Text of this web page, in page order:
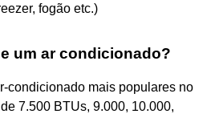
fogão etc.)
um ar condicionado?
condicionado mais populares no
7.500 BTUs, 9.000, 10.000,